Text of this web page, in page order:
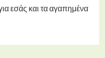
εσάς και τα αγαπημένα